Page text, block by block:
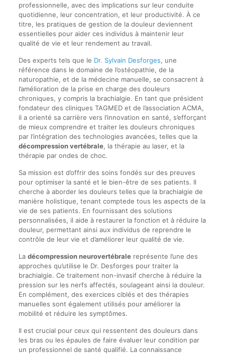
professionnelle, avec des implications sur leur conduite
quotidienne, leur concentration, et leur productivité. À ce
titre, les pratiques de gestion de la douleur deviennent
essentielles pour aider ces individus à maintenir leur
qualité de vie et leur rendement au travail.
Des experts tels que le Dr. Sylvain Desforges, une
référence dans le domaine de l’ostéopathie, de la
naturopathie, et de la médecine manuelle, se consacrent à
l’amélioration de la prise en charge des douleurs
chroniques, y compris la brachialgie. En tant que président
fondateur des cliniques TAGMED et de l’association ACMA,
il a orienté sa carrière vers l’innovation en santé, s’efforçant
de mieux comprendre et traiter les douleurs chroniques
par l’intégration des technologies avancées, telles que la
décompression vertébrale, la thérapie au laser, et la
thérapie par ondes de choc.
Sa mission est d’offrir des soins fondés sur des preuves
pour optimiser la santé et le bien-être de ses patients. Il
cherche à aborder les douleurs telles que la brachialgie de
manière holistique, tenant comptede tous les aspects de la
vie de ses patients. En fournissant des solutions
personnalisées, il aide à restaurer la fonction et à réduire la
douleur, permettant ainsi aux individus de reprendre le
contrôle de leur vie et d’améliorer leur qualité de vie.
La décompression neurovertébralereprésente l’une des
approches qu’utilise le Dr. Desforges pour traiter la
brachialgie. Ce traitement non-invasif cherche à réduire la
pression sur les nerfs affectés, soulageant ainsi la douleur.
En complément, des exercices ciblés et des thérapies
manuelles sont également utilisés pour améliorer la
mobilité et réduire les symptômes.
Il est crucial pour ceux qui ressentent des douleurs dans
les bras ou les épaules de faire évaluer leur condition par
un professionnel de santé qualifié. La connaissance